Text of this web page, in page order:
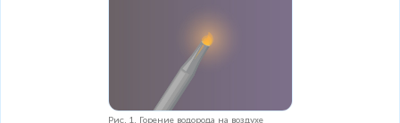
Рис. 1. Горение водорода на воздухе